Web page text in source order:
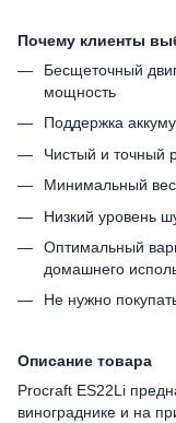
Почему клиенты
Бесщеточный
мощность
Поддержка
Чистый и точный
Минимальный вес
Низкий уровень
Оптимальный
домашнего
Не нужно
Описание товара
Procraft ES22Li
винограднике и на